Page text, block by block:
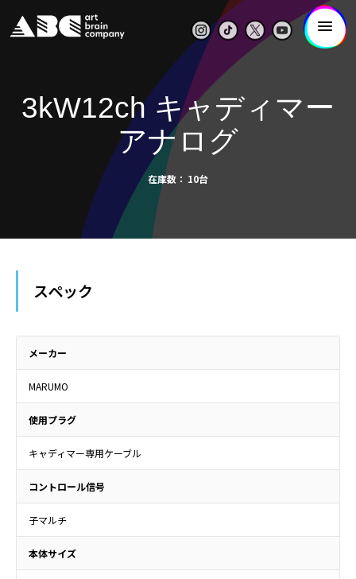
3kW12ch キャディマー
アナログ
在庫数 10台
スペック
メーカー
MARUMO
使用プラグ
キャディマー専用ケーブル
コントロール信号
子マルチ
本体サイズ